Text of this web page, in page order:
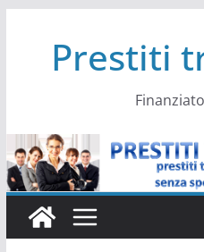
contenutoPrestiti